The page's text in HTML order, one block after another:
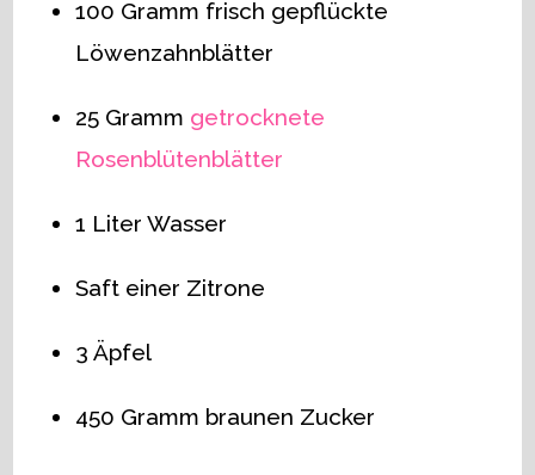
100 Gramm frisch gepflückte
Löwenzahnblätter
25 Gramm getrocknete
Rosenblütenblätter
1 Liter Wasser
Saft einer Zitrone
3 Äpfel
450 Gramm braunen Zucker